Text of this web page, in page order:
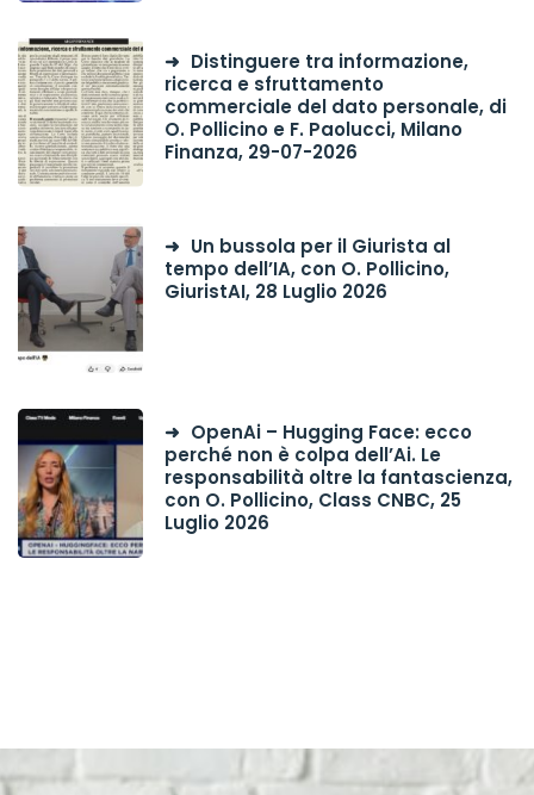
Distinguere tra informazione,
ricerca e sfruttamento
commerciale del dato personale, di
O. Pollicino e F. Paolucci, Milano
Finanza, 29-07-2026
Un bussola per il Giurista al
tempo dell’IA, con O. Pollicino,
GiuristAI, 28 Luglio 2026
OpenAi – Hugging Face: ecco
perché non è colpa dell’Ai. Le
responsabilità oltre la fantascienza,
con O. Pollicino, Class CNBC, 25
Luglio 2026